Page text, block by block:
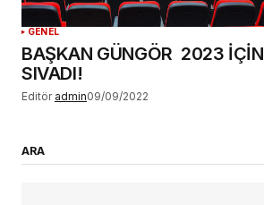
GENEL
BAŞKAN GÜNGÖR 2023
SIVADI!
Editör admin09/09/2022
ARA